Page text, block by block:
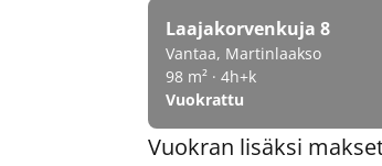
Laajakorvenkuja 8
Vantaa, Martinlaakso
98 m² · 4h+k
Vuokrattu
Vuokran lisäksi